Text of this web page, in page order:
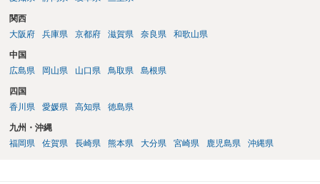
関西
大阪府
兵庫県 京都府 滋賀県 奈良県 和歌山県
中国
広島県
岡山県 山口県 鳥取県 島根県
四国
香川県
愛媛県 高知県 徳島県
九州・沖縄
福岡県
佐賀県 長崎県 熊本県 大分県 宮崎県 鹿児島県 沖縄県